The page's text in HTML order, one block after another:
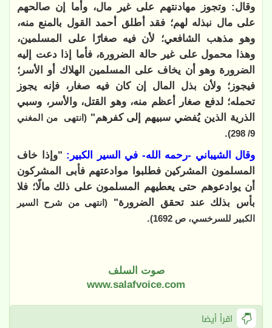
وقال: وتجوز مهادنتهم على غير مال، وأما إن صالحهم
على مال نبذله لهم؛ فقد أطلق أحمد القول بالمنع منه،
وهو مذهب الشافعي؛ لأن فيه صغارًا على المسلمين،
وهذا محمول على غير حالة الضرورة، فأما إذا دعت إليه
الضرورة وهو أن يخاف على المسلمين الهلاك أو الأسر؛
فيجوز؛ ولأن بذل المال إن كان فيه صغار، فإنه يجوز
تحمله؛ لدفع صغار أعظم منه، وهو القتل، والأسر، وسبي
الذرية الذين يُفضي سبيهم إلى كفرهم"(انتهى من المغني
9/ 298)
.
وقال الشيباني -رحمه الله- في السير الكبير: "وإذا خاف
المسلمون المشركين فطلبوا موادعتهم فأبى المشركون
أن يوادعوهم حتى يعطيهم المسلمون على ذلك مالًا؛ فلا
بأس بذلك عند تحقق الضرورة"
(انتهى من شرح السير
الكبير للسرخسي، ص 1692)
.
صوت السلف
www.salafvoice.com
اقرأ أيضا